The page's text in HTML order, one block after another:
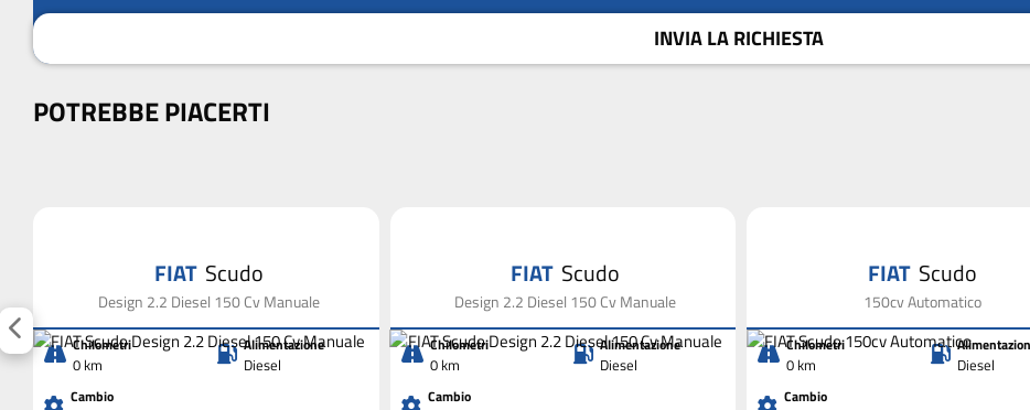
INVIA LA RICHIESTA
POTREBBE PIACERTI
FIAT Scudo
Design 2.2 Diesel 150 Cv Manuale
Chilometri
0 km
Alimentazione
Diesel
Cambio
FIAT Scudo
Design 2.2 Diesel 150 Cv Manuale
Chilometri
0 km
Alimentazione
Diesel
Cambio
FIAT Scudo
150cv Automatico
Chilometri
0 km Diesel
Cambio